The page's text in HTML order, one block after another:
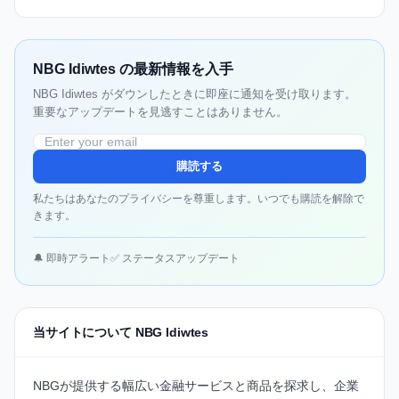
NBG Idiwtes の最新情報を入手
NBG Idiwtes がダウンしたときに即座に通知を受け取ります。
重要なアップデートを見逃すことはありません。
購読する
私たちはあなたのプライバシーを尊重します。いつでも購読を解除で
きます。
🔔 即時アラート ✅ ステータスアップデート
当サイトについて NBG Idiwtes
NBGが提供する幅広い金融サービスと商品を探求し、企業